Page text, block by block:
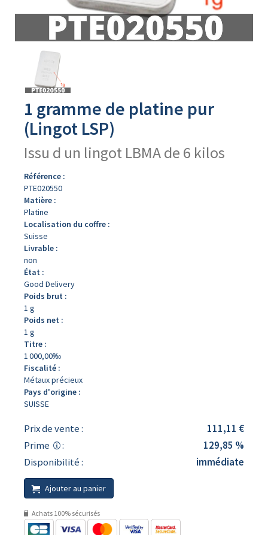
produit
1 gramme de platine pur
(Lingot LSP)
Issu d un lingot LBMA de 6 kilos
Référence :
PTE020550
Matière :
Platine
Localisation du coffre :
Suisse
Livrable :
non
État :
Good Delivery
Poids brut :
1 g
Poids net :
1 g
Titre :
1 000,00‰
Fiscalité :
Métaux précieux
Pays d'origine :
SUISSE
Prix de vente :
111,11 €
Prime
:
129,85 %
Disponibilité :
immédiate
Ajouter au panier
Achats 100% sécurisés